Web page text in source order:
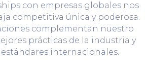
con empresas globales nos
competitiva única y poderosa.
complementan nuestro
prácticas de la industria y
estándares internacionales.